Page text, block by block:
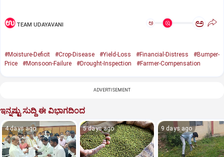
TEAM UDAYAVANI ಅ ಅ
#Moisture-Deficit #Crop-Disease #Yield-Loss #Financial-Distress
#Bumper-
Price
#Monsoon-Failure #Drought-Inspection #Farmer-Compensation
ADVERTISEMENT
ಇನ್ನಷ್ಟು ಸುದ್ದಿ ಈ ವಿಭಾಗದಿಂದ
4 days ago 5 days ago 9 days ago